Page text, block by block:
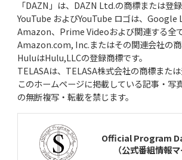
「DAZN」は、DAZN Ltd.の商標または登録
YouTube およびYouTube ロゴは、Google
Amazon、Prime Videoおよび関連する全
Amazon.com, Inc.またはその関連会社の商
HuluはHulu,LLCの登録商標です。
TELASAは、TELASA株式会社の商標または
このホームページに掲載している記事・写
の無断複写・転載を禁じます。
Official Program
（公式番組情報マ